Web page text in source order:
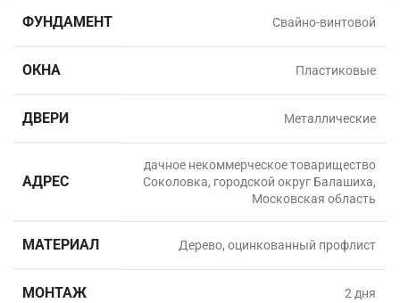
ФУНДАМЕНТ Свайно-винтовой
ОКНА Пластиковые
ДВЕРИ Металлические
АДРЕС
дачное некоммерческое товарищество
Соколовка, городской округ Балашиха,
Московская область
МАТЕРИАЛ Дерево, оцинкованный профлист
МОНТАЖ 2 дня